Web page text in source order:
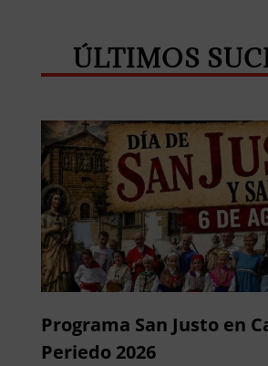
ÚLTIMOS
Programa San Justo en
Periedo 2026